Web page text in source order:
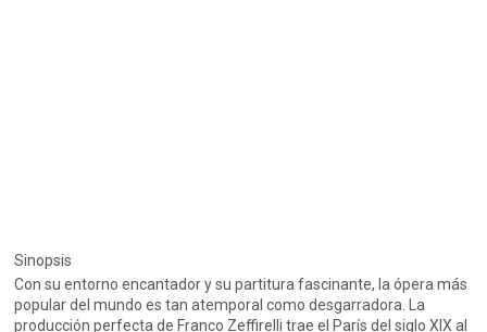
Sinopsis
Con su entorno encantador y su partitura fascinante, la ópera más
popular del mundo es tan atemporal como desgarradora. La
producción perfecta de Franco Zeffirelli trae el París del siglo XIX al